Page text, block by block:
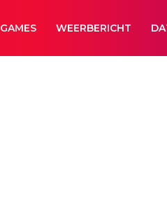
GAMES WEERBERICHT